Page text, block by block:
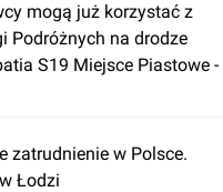
mogą już korzystać z
Podróżnych na drodze
S19 Miejsce Piastowe -
zatrudnienie w Polsce.
Łodzi